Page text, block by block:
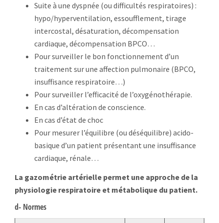
Suite à une dyspnée (ou difficultés respiratoires) :
hypo/hyperventilation, essoufflement, tirage
intercostal, désaturation, décompensation
cardiaque, décompensation BPCO…
Pour surveiller le bon fonctionnement d’un
traitement sur une affection pulmonaire (BPCO,
insuffisance respiratoire…)
Pour surveiller l’efficacité de l’oxygénothérapie.
En cas d’altération de conscience.
En cas d’état de choc
Pour mesurer l’équilibre (ou déséquilibre) acido-
basique d’un patient présentant une insuffisance
cardiaque, rénale…
La gazométrie artérielle permet une approche de la
physiologie respiratoire et métabolique du patient.
d- Normes